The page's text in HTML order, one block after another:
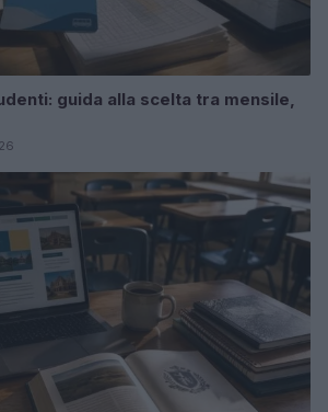
guida alla scelta tra mensile,